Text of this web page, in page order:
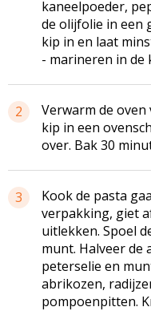
kaneelpoeder,
de olijfolie in een
kip in en laat
- marineren in de
2
Verwarm de oven
kip in een
over. Bak 30
3
Kook de pasta
verpakking, giet
uitlekken. Spoel
munt. Halveer de
peterselie en
abrikozen,
pompoenpitten.